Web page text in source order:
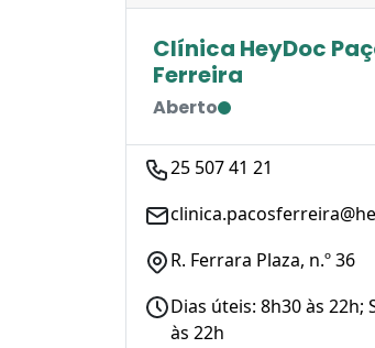
Clínica HeyDoc
Ferreira
Aberto
25 507 41 21
R. Ferrara Plaza, n.º 36
Dias úteis: 8h30 às 22h;
às 22h